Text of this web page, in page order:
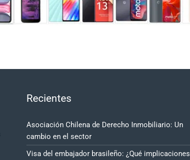
Recientes
Asociación Chilena de Derecho Inmobiliario: Un
cambio en el sector
Visa del embajador brasileño: ¿Qué implicaciones